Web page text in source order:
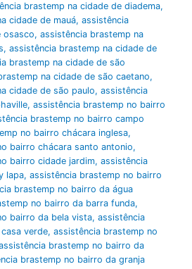
brastemp na cidade de diadema,
cidade de mauá, assistência
osasco, assistência brastemp na
, assistência brastemp na cidade de
brastemp na cidade de são
na cidade de são caetano,
cidade de são paulo, assistência
, assistência brastemp no bairro
brastemp no bairro campo
no bairro chácara inglesa,
bairro chácara santo antonio,
bairro cidade jardim, assistência
lapa, assistência brastemp no bairro
brastemp no bairro da água
no bairro da barra funda,
bairro da bela vista, assistência
verde, assistência brastemp no
brastemp no bairro da
brastemp no bairro da granja